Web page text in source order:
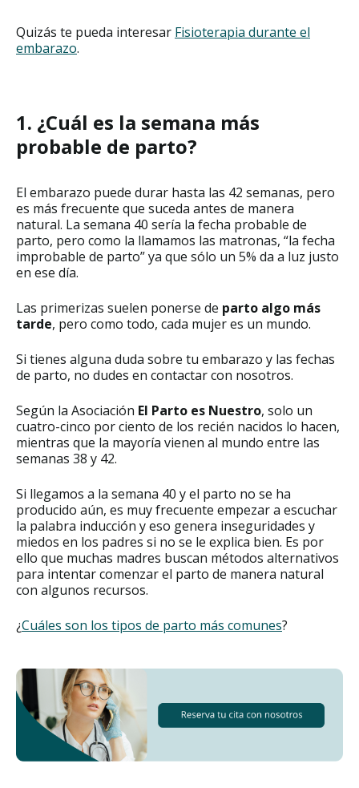
Quizás te pueda interesar Fisioterapia durante el
embarazo.
1. ¿Cuál es la semana más
probable de parto?
El embarazo puede durar hasta las 42 semanas, pero
es más frecuente que suceda antes de manera
natural. La semana 40 sería la fecha probable de
parto, pero como la llamamos las matronas, “la fecha
improbable de parto” ya que sólo un 5% da a luz justo
en ese día.
Las primerizas suelen ponerse de parto algo más
tarde, pero como todo, cada mujer es un mundo.
Si tienes alguna duda sobre tu embarazo y las fechas
de parto, no dudes en contactar con nosotros.
Según la Asociación El Parto es Nuestro, solo un
cuatro-cinco por ciento de los recién nacidos lo hacen,
mientras que la mayoría vienen al mundo entre las
semanas 38 y 42.
Si llegamos a la semana 40 y el parto no se ha
producido aún, es muy frecuente empezar a escuchar
la palabra inducción y eso genera inseguridades y
miedos en los padres si no se le explica bien. Es por
ello que muchas madres buscan métodos alternativos
para intentar comenzar el parto de manera natural
con algunos recursos.
¿Cuáles son los tipos de parto más comunes?